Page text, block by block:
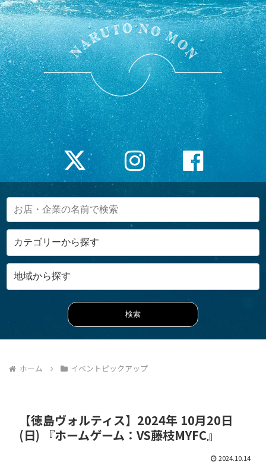
ホーム イベントピックアップ
【徳島ヴォルティス】2024年 10月20日
(日) 『ホームゲーム：VS藤枝MYFC』
2024.10.14